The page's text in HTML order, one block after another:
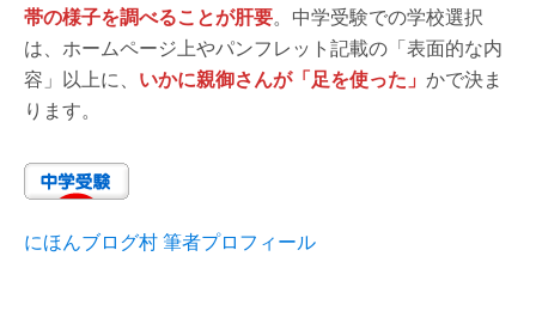
帯の様子を調べることが肝要。中学受験での学校選択
は、ホームページ上やパンフレット記載の「表面的な内
容」以上に、 いかに親御さんが「足を使った」 かで決ま
ります。
にほんブログ村 筆者プロフィール